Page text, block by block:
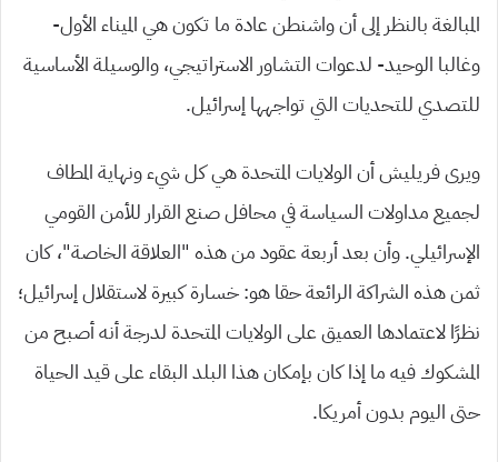
المبالغة بالنظر إلى أن واشنطن عادة ما تكون هي الميناء الأول-
وغالبا الوحيد- لدعوات التشاور الاستراتيجي، والوسيلة الأساسية
للتصدي للتحديات التي تواجهها إسرائيل.
ويرى فريليش أن الولايات المتحدة هي كل شيء ونهاية المطاف
لجميع مداولات السياسة في محافل صنع القرار للأمن القومي
الإسرائيلي. وأن بعد أربعة عقود من هذه “العلاقة الخاصة”، كان
ثمن هذه الشراكة الرائعة حقا هو: خسارة كبيرة لاستقلال إسرائيل؛
نظرًا لاعتمادها العميق على الولايات المتحدة لدرجة أنه أصبح من
المشكوك فيه ما إذا كان بإمكان هذا البلد البقاء على قيد الحياة
حتى اليوم بدون أمريكا.